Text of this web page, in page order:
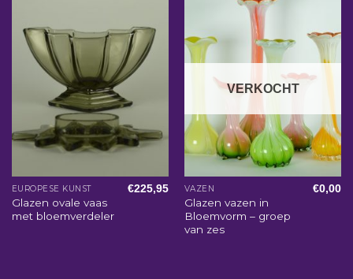
EUROPESE KUNST
Glazen ovale vaas
met bloemverdeler
€225,95
VERKOCHT
VAZEN
Glazen vazen in
Bloemvorm – groep
van zes
€0,00